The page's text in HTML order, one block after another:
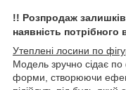
!! Розпродаж
наявність
Утеплені лосини по
Модель зручно сідає по
форми, створюючи